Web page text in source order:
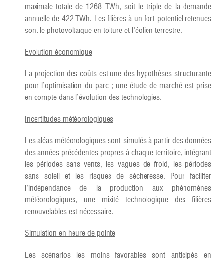
maximale totale de 1268 TWh, soit le triple de la demande
annuelle de 422 TWh. Les filières à un fort potentiel retenues
sont le photovoltaïque en toiture et l’éolien terrestre.
Evolution économique
La projection des coûts est une des hypothèses structurante
pour l’optimisation du parc ; une étude de marché est prise
en compte dans l’évolution des technologies.
Incertitudes météorologiques
Les aléas météorologiques sont simulés à partir des données
des années précédentes propres à chaque territoire, intégrant
les périodes sans vents, les vagues de froid, les périodes
sans soleil et les risques de sécheresse. Pour faciliter
l’indépendance de la production aux phénomènes
météorologiques, une mixité technologique des filières
renouvelables est nécessaire.
Simulation en heure de pointe
Les scénarios les moins favorables sont anticipés en